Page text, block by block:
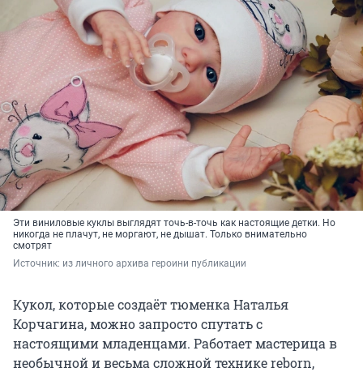
Эти виниловые куклы выглядят точь-в-точь как настоящие детки. Но
никогда не плачут, не моргают, не дышат. Только внимательно
смотрят
Источник: из личного архива героини публикации
Кукол, которые создаёт тюменка Наталья
Корчагина, можно запросто спутать с
настоящими младенцами. Работает мастерица в
необычной и весьма сложной технике reborn,